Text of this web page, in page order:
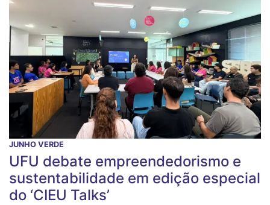
JUNHO VERDE
UFU debate empreendedorismo e
sustentabilidade em edição especial
do ‘CIEU Talks’